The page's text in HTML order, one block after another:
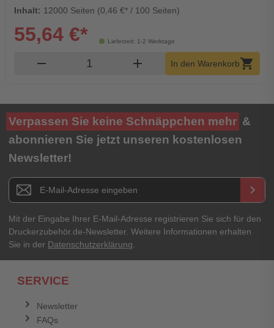
Inhalt: 12000 Seiten (0,46 €* / 100 Seiten)
Lieferzeit: 1-2 Werktage
55,64 €*
remove Produkt Warenkorb Menge
add In den Warenkorbshopping_cart
Verpassen Sie keine Schnäppchen mehr &
abonnieren Sie jetzt unseren kostenlosen
Newsletter!
Newsletter E-Mail Adresse keyboard_arrow_right
Mit der Eingabe Ihrer E-Mail-Adresse registrieren Sie sich für den
Druckerzubehör.de-Newsletter. Weitere Informationen erhalten
Sie in der Datenschutzerklärung.
SERVICE
Newsletter
FAQs